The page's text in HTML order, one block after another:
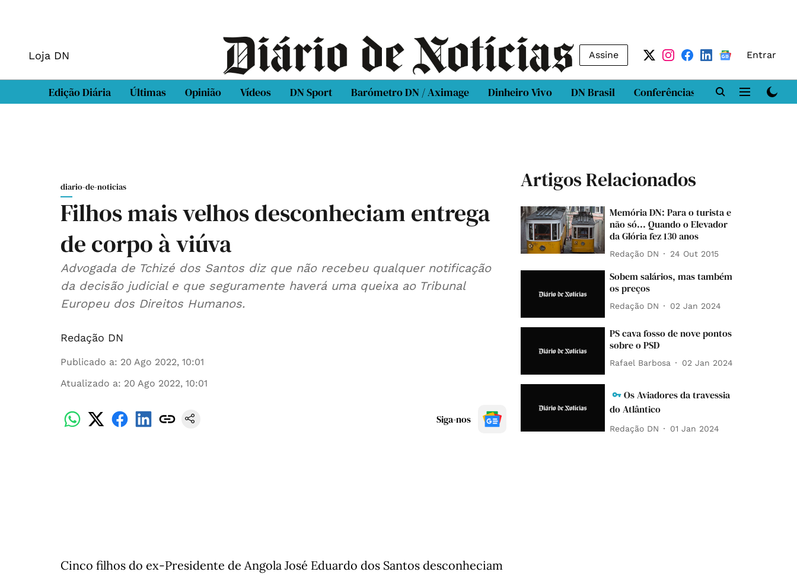
Loja DN Assine Entrar
Edição Diária Últimas Opinião Vídeos DN Sport Barómetro DN / Aximage Dinheiro Vivo DN Brasil Conferências DN LAB
diario-de-noticias
Filhos mais velhos desconheciam entrega
de corpo à viúva
Advogada de Tchizé dos Santos diz que não recebeu qualquer notificação
da decisão judicial e que seguramente haverá uma queixa ao Tribunal
Europeu dos Direitos Humanos.
Redação DN
Publicado a: 20 Ago 2022, 10:01
Atualizado a: 20 Ago 2022, 10:01
Siga-nos
Cinco filhos do ex-Presidente de Angola José Eduardo dos Santos desconheciam
Artigos Relacionados
Memória DN: Para o turista e
não só... Quando o Elevador
da Glória fez 130 anos
Redação DN 24 Out 2015
Sobem salários, mas também
os preços
Redação DN 02 Jan 2024
PS cava fosso de nove pontos
sobre o PSD
Rafael Barbosa 02 Jan 2024
Os Aviadores da travessia
do Atlântico
Redação DN 01 Jan 2024